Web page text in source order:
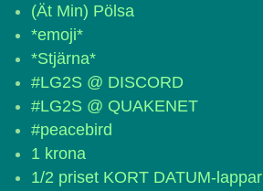
(Ät Min) Pölsa
*emoji*
*Stjärna*
#LG2S @ DISCORD
#LG2S @ QUAKENET
#peacebird
1 krona
1/2 priset KORT DATUM-lappar